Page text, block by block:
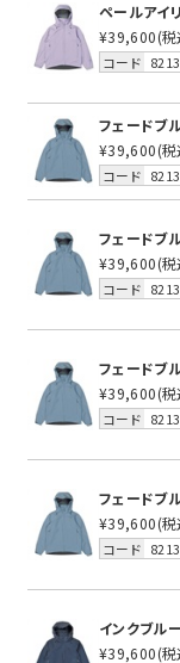
ペールアイ
¥39,600(
コード
フェードブ
¥39,600(
コード
フェードブ
¥39,600(
コード
フェードブ
¥39,600(
コード
フェードブ
¥39,600(
コード
インクブルー
¥39,600(